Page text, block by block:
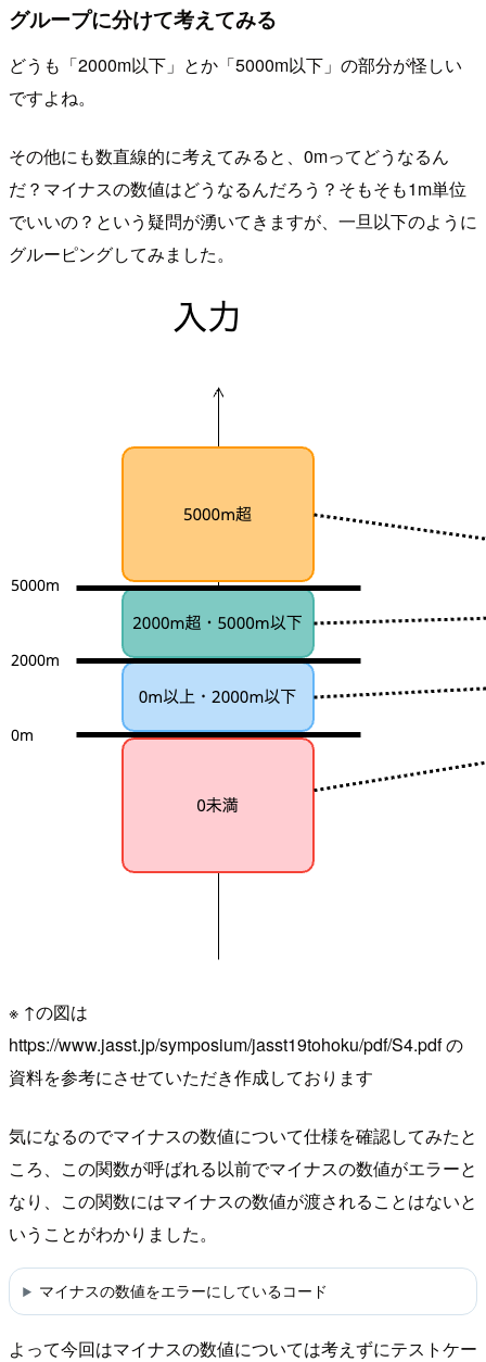
グループに分けて考えてみる
どうも「2000m以下」とか「5000m以下」の部分が怪しい
ですよね。
その他にも数直線的に考えてみると、0mってどうなるん
だ？マイナスの数値はどうなるんだろう？そもそも1m単位
でいいの？という疑問が湧いてきますが、一旦以下のように
グルーピングしてみました。
※ ↑の図は
https://www.jasst.jp/symposium/jasst19tohoku/pdf/S4.pdf の
資料を参考にさせていただき作成しております
気になるのでマイナスの数値について仕様を確認してみたと
ころ、この関数が呼ばれる以前でマイナスの数値がエラーと
なり、この関数にはマイナスの数値が渡されることはないと
いうことがわかりました。
マイナスの数値をエラーにしているコード
よって今回はマイナスの数値については考えずにテストケー